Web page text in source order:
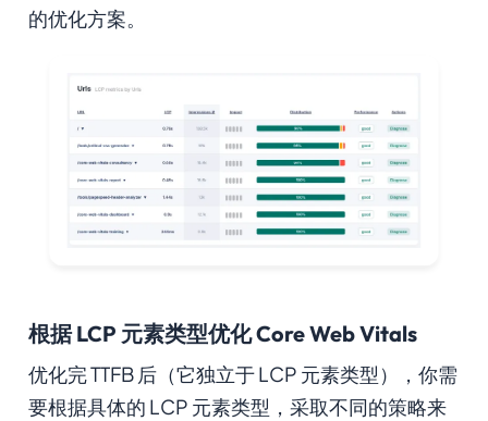
的优化方案。
根据 LCP 元素类型优化 Core Web Vitals
优化完 TTFB 后（它独立于 LCP 元素类型），你需
要根据具体的 LCP 元素类型，采取不同的策略来